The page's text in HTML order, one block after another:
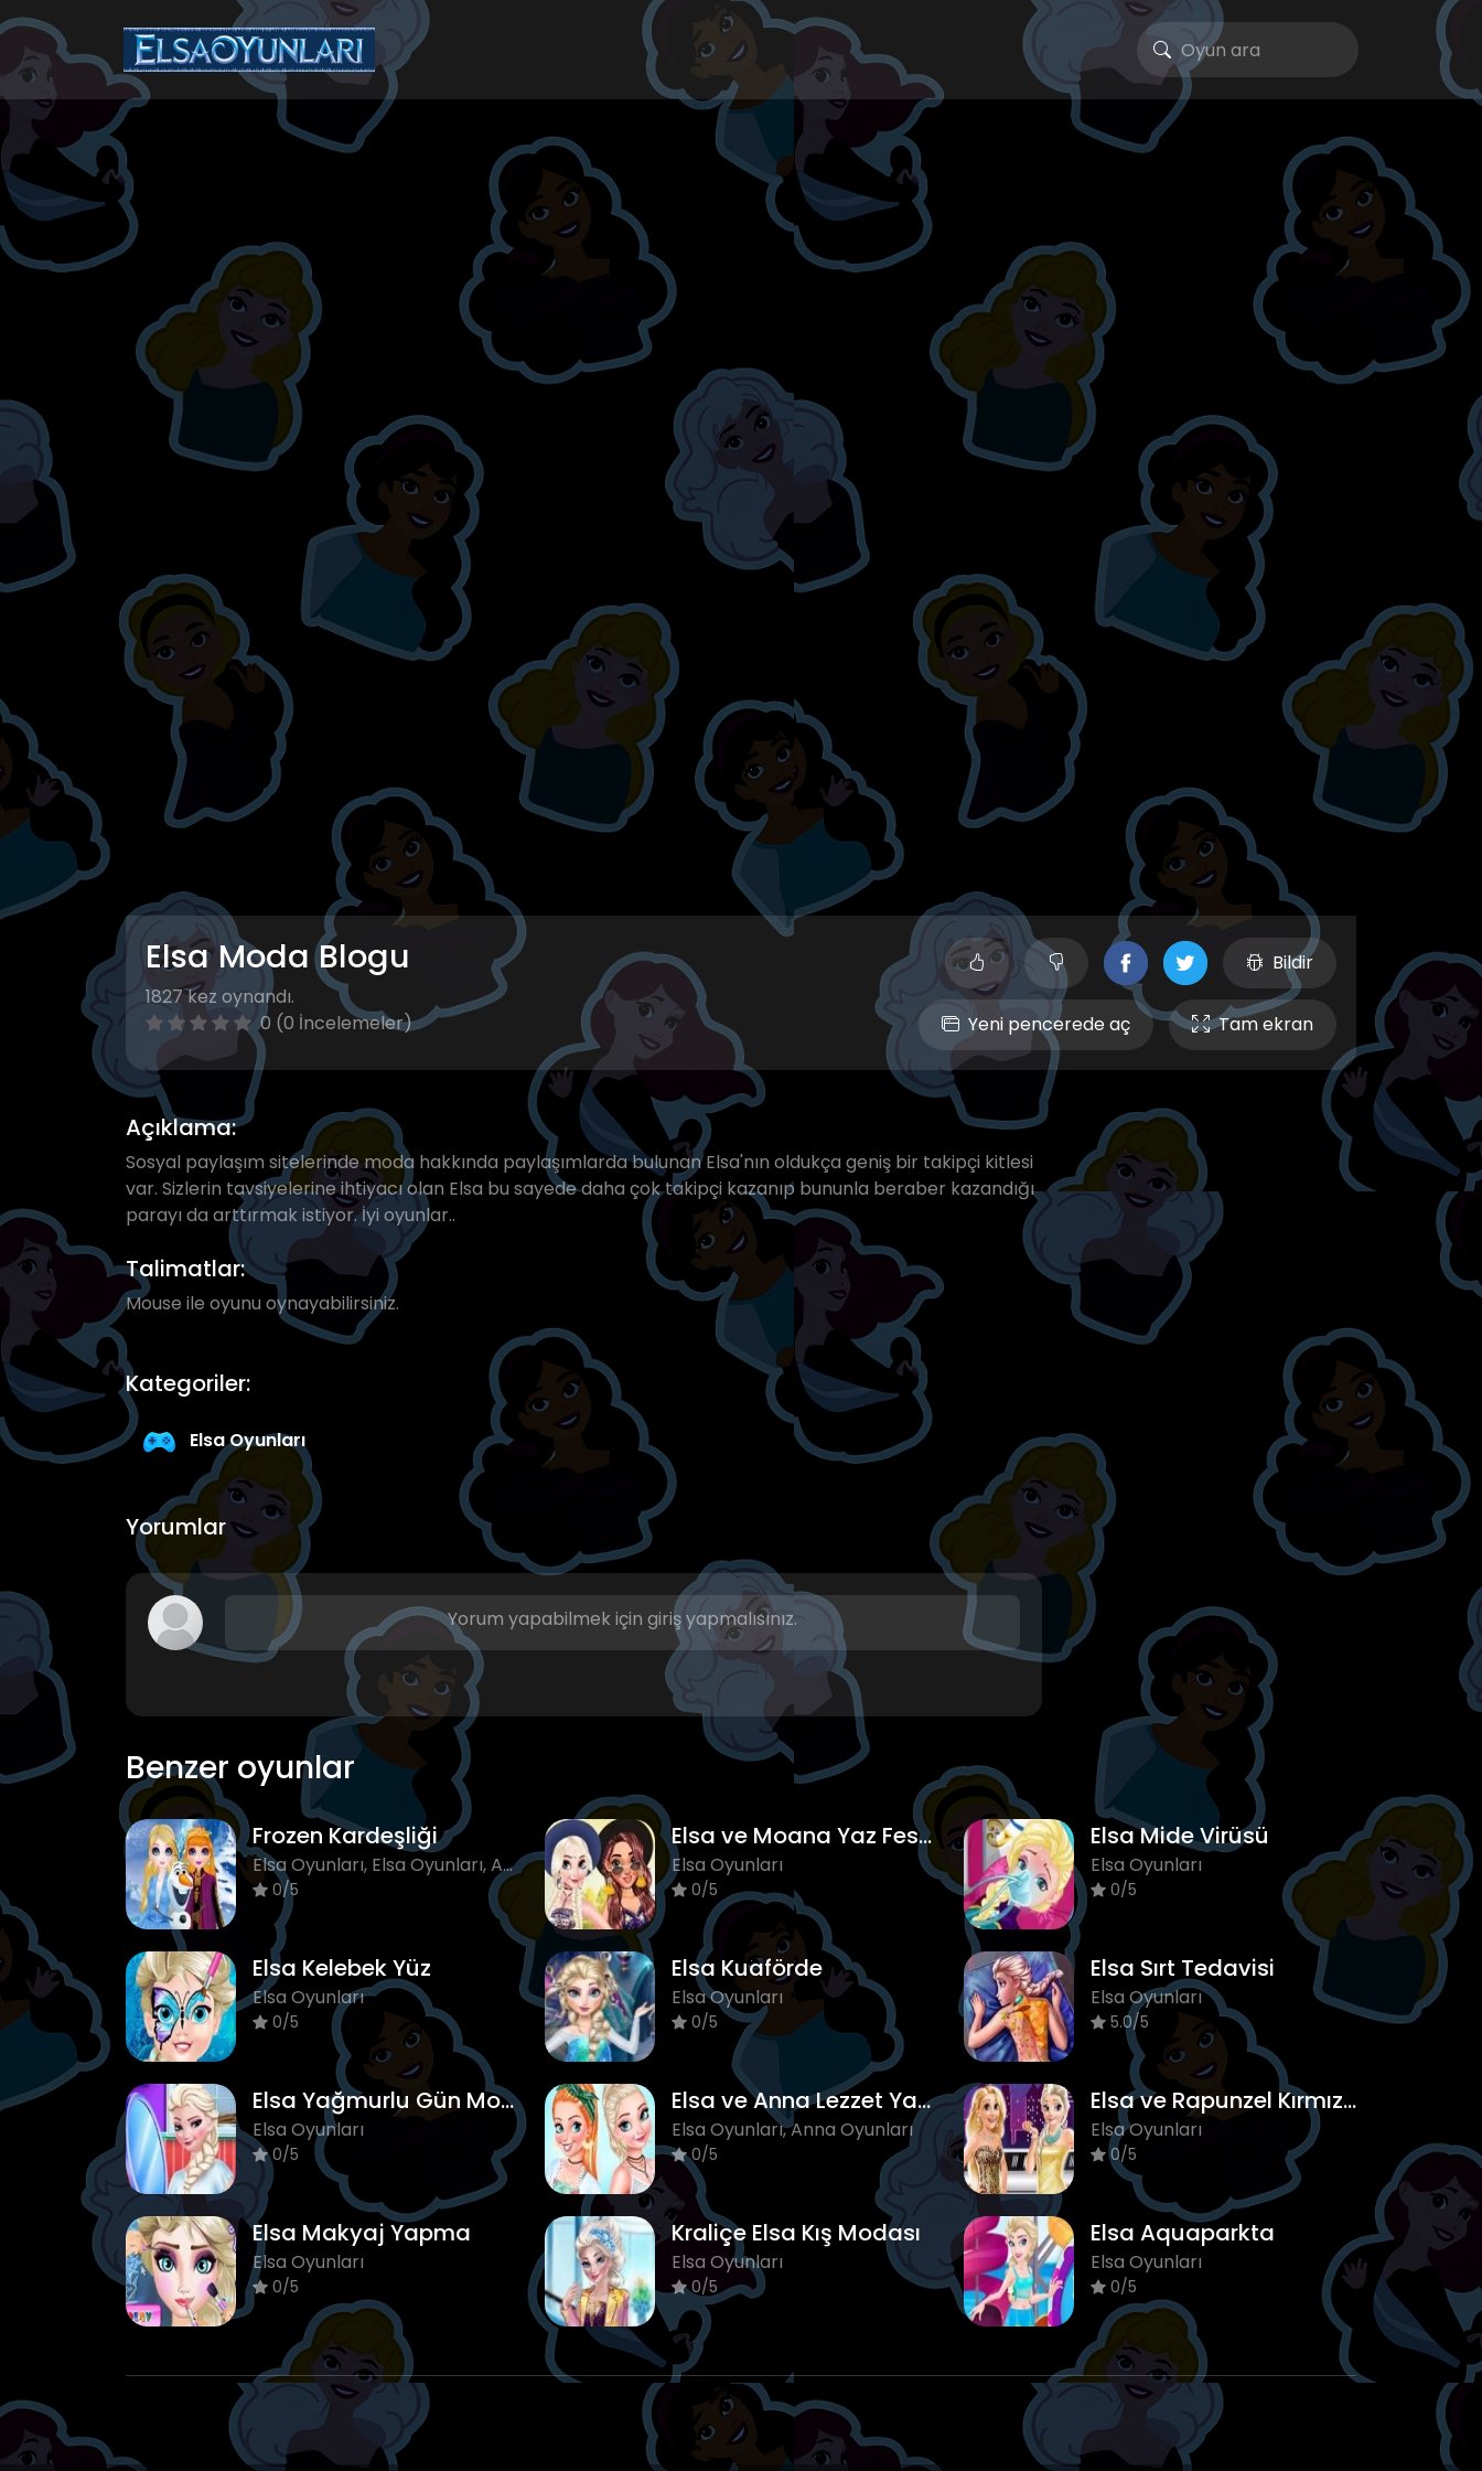
Elsa Moda Blogu
1827 kez oynandı.
0 (0 İncelemeler)
Bildir
Yeni pencerede aç Tam ekran
Açıklama:
Sosyal paylaşım sitelerinde moda hakkında paylaşımlarda bulunan Elsa'nın oldukça geniş bir takipçi kitlesi
var. Sizlerin tavsiyelerine ihtiyacı olan Elsa bu sayede daha çok takipçi kazanıp bununla beraber kazandığı
parayı da arttırmak istiyor. İyi oyunlar..
Talimatlar:
Mouse ile oyunu oynayabilirsiniz.
Kategoriler:
Elsa Oyunları
Yorumlar
Yorum yapabilmek için giriş yapmalısınız.
Benzer oyunlar
Frozen Kardeşliği
Elsa Oyunları, Elsa Oyunları, Anna Oyunları
0/5
Elsa ve Moana Yaz Festivali
Elsa Oyunları
0/5
Elsa Mide Virüsü
Elsa Oyunları
0/5
Elsa Kelebek Yüz
Elsa Oyunları
0/5
Elsa Kuaförde
Elsa Oyunları
0/5
Elsa Sırt Tedavisi
Elsa Oyunları
5.0/5
Elsa Yağmurlu Gün Modası
Elsa Oyunları
0/5
Elsa ve Anna Lezzet Yarışması
Elsa Oyunları, Anna Oyunları
0/5
Elsa ve Rapunzel Kırmızı Halıda
Elsa Oyunları
0/5
Elsa Makyaj Yapma
Elsa Oyunları
0/5
Kraliçe Elsa Kış Modası
Elsa Oyunları
0/5
Elsa Aquaparkta
Elsa Oyunları
0/5